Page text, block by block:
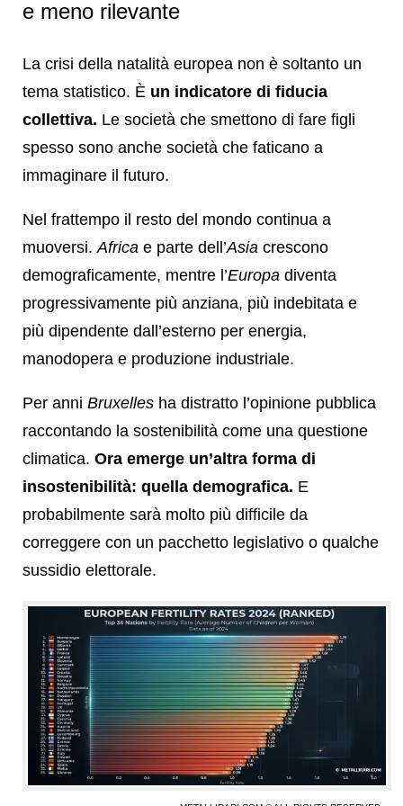
e meno rilevante
La crisi della natalità europea non è soltanto un
tema statistico. È un indicatore di fiducia
collettiva. Le società che smettono di fare figli
spesso sono anche società che faticano a
immaginare il futuro.
Nel frattempo il resto del mondo continua a
muoversi.Africa e parte dell’Asia crescono
demograficamente, mentre l’Europa diventa
progressivamente più anziana, più indebitata e
più dipendente dall’esterno per energia,
manodopera e produzione industriale.
Per anni Bruxelles ha distratto l’opinione pubblica
raccontando la sostenibilità come una questione
climatica. Ora emerge un’altra forma di
insostenibilità: quella demografica. E
probabilmente sarà molto più difficile da
correggere con un pacchetto legislativo o qualche
sussidio elettorale.